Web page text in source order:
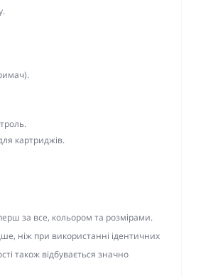
картриджів.
за все, кольором та розмірами.
ніж при використанні ідентичних
також відбувається значно